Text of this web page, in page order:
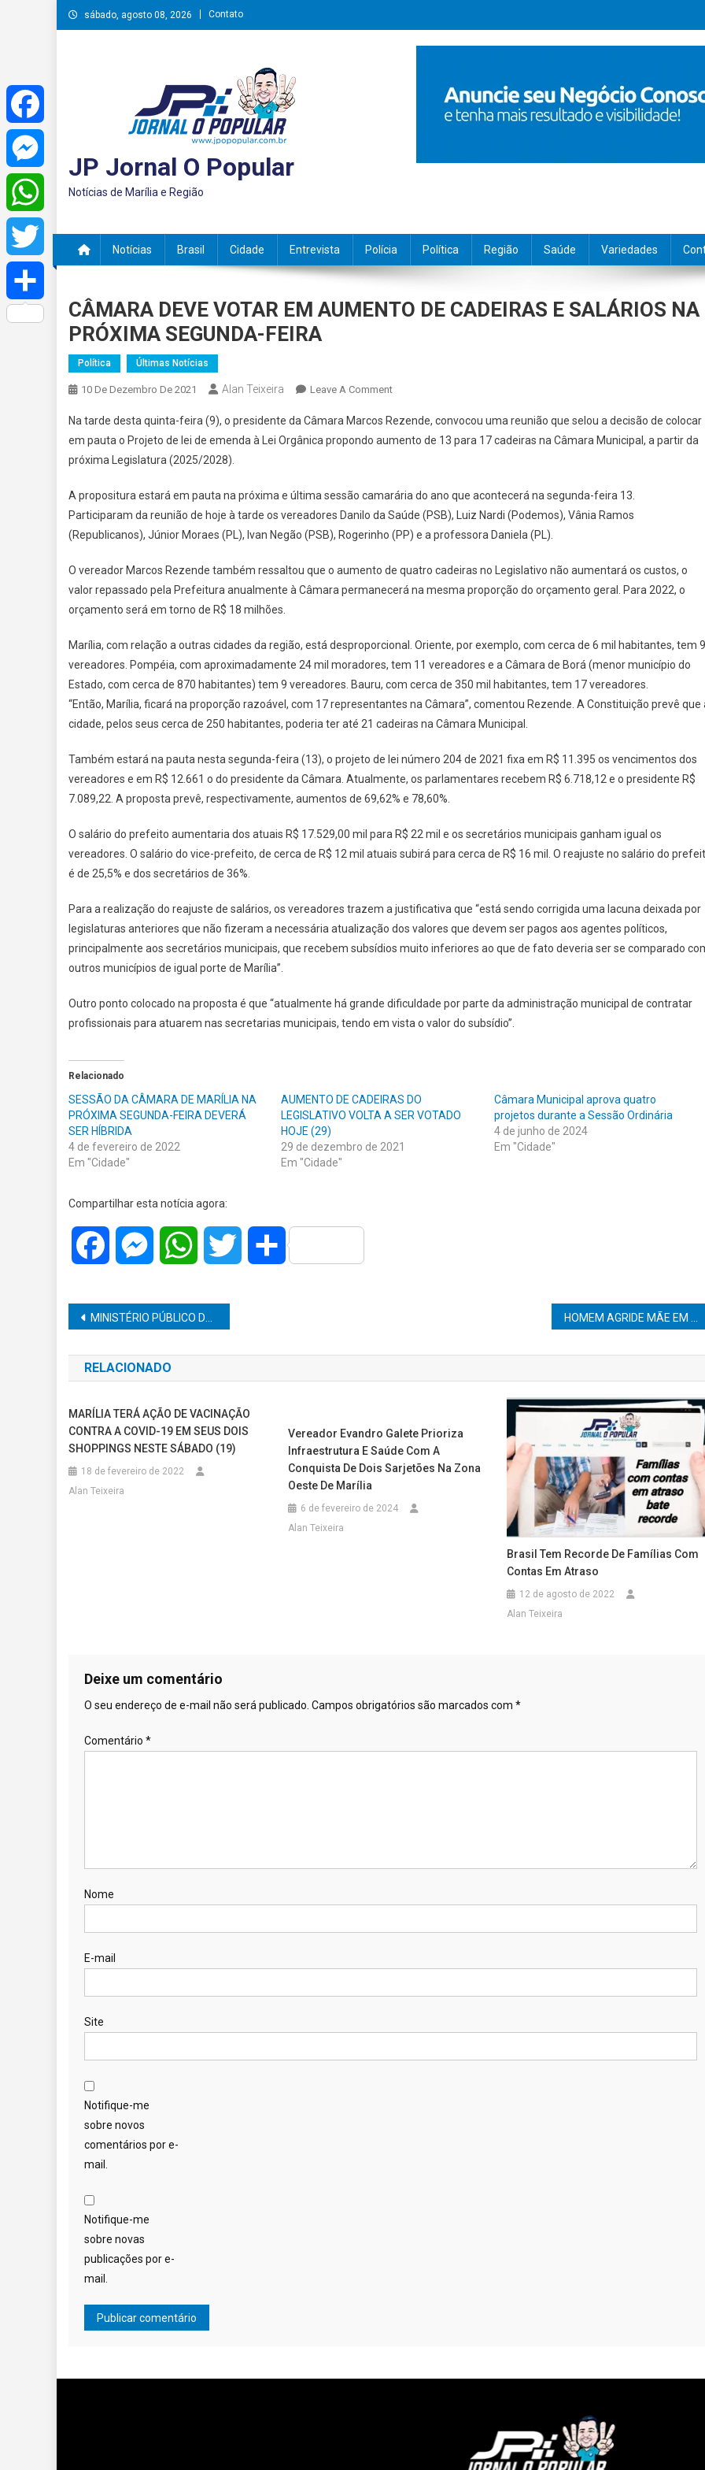
Skip
to
sábado, agosto 08, 2026 Contato
JP Jornal O Popular
Notícias de Marília e Região
Notícias Brasil Cidade Entrevista Polícia Política Região Saúde Variedades
CÂMARA DEVE VOTAR EM AUMENTO DE CADEIRAS E SALÁRIOS NA
PRÓXIMA SEGUNDA-FEIRA
Política Últimas Notícias
10 De Dezembro De 2021 Alan Teixeira Leave A CommentOn
DEVE
VOTAR
DE
CADEIRAS
E
NA
PRÓXIMA
Na tarde desta quinta-feira (9), o presidente da Câmara Marcos Rezende, convocou uma reunião que selou a decisão de colocar
em pauta o Projeto de lei de emenda à Lei Orgânica propondo aumento de 13 para 17 cadeiras na Câmara Municipal, a partir da
próxima Legislatura (2025/2028).
A propositura estará em pauta na próxima e última sessão camarária do ano que acontecerá na segunda-feira 13.
Participaram da reunião de hoje à tarde os vereadores Danilo da Saúde (PSB), Luiz Nardi (Podemos), Vânia Ramos
(Republicanos), Júnior Moraes (PL), Ivan Negão (PSB), Rogerinho (PP) e a professora Daniela (PL).
O vereador Marcos Rezende também ressaltou que o aumento de quatro cadeiras no Legislativo não aumentará os custos, o
valor repassado pela Prefeitura anualmente à Câmara permanecerá na mesma proporção do orçamento geral. Para 2022, o
orçamento será em torno de R$ 18 milhões.
Marília, com relação a outras cidades da região, está desproporcional. Oriente, por exemplo, com cerca de 6 mil habitantes, tem 9
vereadores. Pompéia, com aproximadamente 24 mil moradores, tem 11 vereadores e a Câmara de Borá (menor município do
Estado, com cerca de 870 habitantes) tem 9 vereadores. Bauru, com cerca de 350 mil habitantes, tem 17 vereadores.
“Então, Marília, ficará na proporção razoável, com 17 representantes na Câmara”, comentou Rezende. A Constituição prevê que
cidade, pelos seus cerca de 250 habitantes, poderia ter até 21 cadeiras na Câmara Municipal.
Também estará na pauta nesta segunda-feira (13), o projeto de lei número 204 de 2021 fixa em R$ 11.395 os vencimentos dos
vereadores e em R$ 12.661 o do presidente da Câmara. Atualmente, os parlamentares recebem R$ 6.718,12 e o presidente R$
7.089,22. A proposta prevê, respectivamente, aumentos de 69,62% e 78,60%.
O salário do prefeito aumentaria dos atuais R$ 17.529,00 mil para R$ 22 mil e os secretários municipais ganham igual os
vereadores. O salário do vice-prefeito, de cerca de R$ 12 mil atuais subirá para cerca de R$ 16 mil. O reajuste no salário do
é de 25,5% e dos secretários de 36%.
Para a realização do reajuste de salários, os vereadores trazem a justificativa que “está sendo corrigida uma lacuna deixada por
legislaturas anteriores que não fizeram a necessária atualização dos valores que devem ser pagos aos agentes políticos,
principalmente aos secretários municipais, que recebem subsídios muito inferiores ao que de fato deveria ser se comparado
outros municípios de igual porte de Marília”.
Outro ponto colocado na proposta é que “atualmente há grande dificuldade por parte da administração municipal de contratar
profissionais para atuarem nas secretarias municipais, tendo em vista o valor do subsídio”.
Relacionado
SESSÃO DA CÂMARA DE MARÍLIA NA
PRÓXIMA SEGUNDA-FEIRA DEVERÁ
SER HÍBRIDA
4 de fevereiro de 2022
Em "Cidade"
AUMENTO DE CADEIRAS DO
LEGISLATIVO VOLTA A SER VOTADO
HOJE (29)
29 de dezembro de 2021
Em "Cidade"
Câmara Municipal aprova quatro
projetos durante a Sessão Ordinária
4 de junho de 2024
Em "Cidade"
Compartilhar esta notícia agora:
Facebook MessengerWhatsAppTwitter Share
Navegação
de
Post
MINISTÉRIO PÚBLICO DENUNCIA MARIDO QUE DEU SOCOS E CABEÇADAS NA ESPOSA EM FRENTE À UM PRÉDIO NA CAPITAL
RELACIONADO
MARÍLIA TERÁ AÇÃO DE VACINAÇÃO
CONTRA A COVID-19 EM SEUS DOIS
SHOPPINGS NESTE SÁBADO (19)
18 de fevereiro de 2022
Alan Teixeira
Vereador Evandro Galete Prioriza
Infraestrutura E Saúde Com A
Conquista De Dois Sarjetões Na Zona
Oeste De Marília
6 de fevereiro de 2024
Alan Teixeira
Brasil Tem Recorde De Famílias Com
Contas Em Atraso
12 de agosto de 2022
Alan Teixeira
Deixe um comentário
O seu endereço de e-mail não será publicado. Campos obrigatórios são marcados com *
Comentário *
Nome
E-mail
Site
Notifique-me
sobre novos
comentários por e-
mail.
Notifique-me
sobre novas
publicações por e-
mail.
Facebook
Messenger
WhatsApp
Twitter
Share